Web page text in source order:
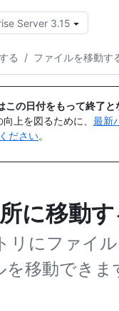
Server 3.15
る / ファイルを移動す
の日付をもって終了と
上を図るために、 最新
ださい。
に移動す
にファイ
移動できま